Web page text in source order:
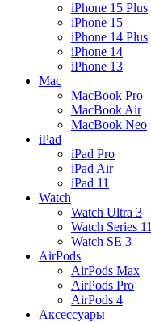
iPhone 15 Plus
iPhone 15
iPhone 14 Plus
iPhone 14
iPhone 13
Mac
MacBook Pro
MacBook Air
MacBook Neo
iPad
iPad Pro
iPad Air
iPad 11
Watch
Watch Ultra 3
Watch Series 11
Watch SE 3
AirPods
AirPods Max
AirPods Pro
AirPods 4
Аксессуары